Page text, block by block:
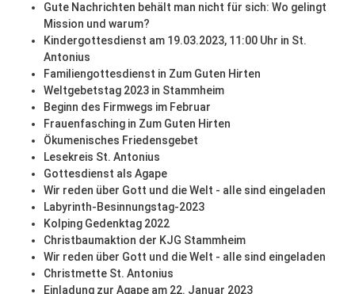
Gute Nachrichten behält man nicht für sich: Wo gelingt
Mission und warum?
Kindergottesdienst am 19.03.2023, 11:00 Uhr in St.
Antonius
Familiengottesdienst in Zum Guten Hirten
Weltgebetstag 2023 in Stammheim
Beginn des Firmwegs im Februar
Frauenfasching in Zum Guten Hirten
Ökumenisches Friedensgebet
Lesekreis St. Antonius
Gottesdienst als Agape
Wir reden über Gott und die Welt - alle sind eingeladen
Labyrinth-Besinnungstag-2023
Kolping Gedenktag 2022
Christbaumaktion der KJG Stammheim
Wir reden über Gott und die Welt - alle sind eingeladen
Christmette St. Antonius
Einladung zur Agape am 22. Januar 2023